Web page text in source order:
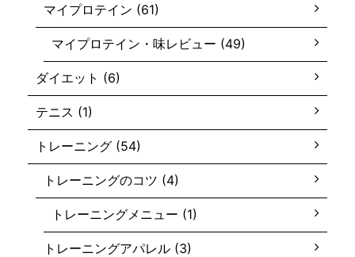
マイプロテイン (61)
マイプロテイン・味レビュー (49)
ダイエット (6)
テニス (1)
トレーニング (54)
トレーニングのコツ (4)
トレーニングメニュー (1)
トレーニングアパレル (3)